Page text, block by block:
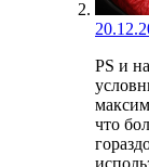
PS и
что